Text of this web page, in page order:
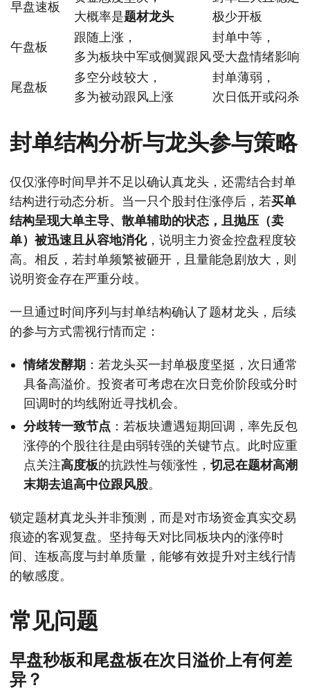
早盘速板
大概率是题材龙头
极少开板
午盘板
跟随上涨，
多为板块中军或侧翼跟风
封单中等，
受大盘情绪影响
尾盘板
多空分歧较大，
多为被动跟风上涨
封单薄弱，
次日低开或闷杀
封单结构分析与龙头参与策略
仅仅涨停时间早并不足以确认真龙头，还需结合封单
结构进行动态分析。当一只个股封住涨停后，若买单
结构呈现大单主导、散单辅助的状态，且抛压（卖
单）被迅速且从容地消化，说明主力资金控盘程度较
高。相反，若封单频繁被砸开，且量能急剧放大，则
说明资金存在严重分歧。
一旦通过时间序列与封单结构确认了题材龙头，后续
的参与方式需视行情而定：
情绪发酵期 ：若龙头买一封单极度坚挺，次日通常
具备高溢价。投资者可考虑在次日竞价阶段或分时
回调时的均线附近寻找机会。
分歧转一致节点 ：若板块遭遇短期回调，率先反包
涨停的个股往往是由弱转强的关键节点。此时应重
点关注高度板的抗跌性与领涨性， 切忌在题材高潮
末期去追高中位跟风股。
锁定题材真龙头并非预测，而是对市场资金真实交易
痕迹的客观复盘。坚持每天对比同板块内的涨停时
间、连板高度与封单质量，能够有效提升对主线行情
的敏感度。
常见问题
早盘秒板和尾盘板在次日溢价上有何差
异？